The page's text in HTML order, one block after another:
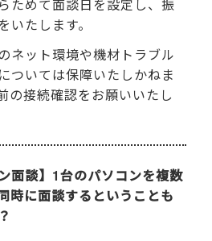
ためて面談日を設定し、振
いたします。
ネット環境や機材トラブル
ついては保障いたしかねま
の接続確認をお願いいたし
面談】1台のパソコンを複数
時に面談するということも